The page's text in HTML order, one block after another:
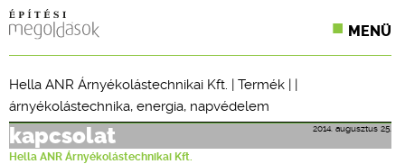
MENÜ
SZAKLAPOK
CPR TERMÉKKIÍRÁS
Hella ANR Árnyékolástechnikai Kft. | Termék | |
árnyékolástechnika, energia, napvédelem
2014. augusztus 25.
kapcsolat
Hella ANR Árnyékolástechnikai Kft.